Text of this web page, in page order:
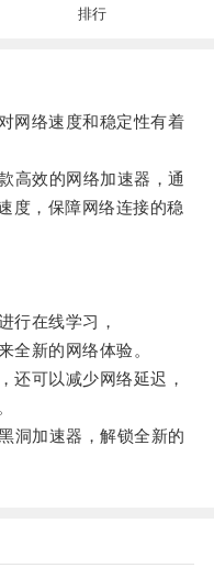
排行
络速度和稳定性有着
效的网络加速器，通
度，保障网络连接的稳
在线学习，
全新的网络体验。
可以减少网络延迟，
加速器，解锁全新的